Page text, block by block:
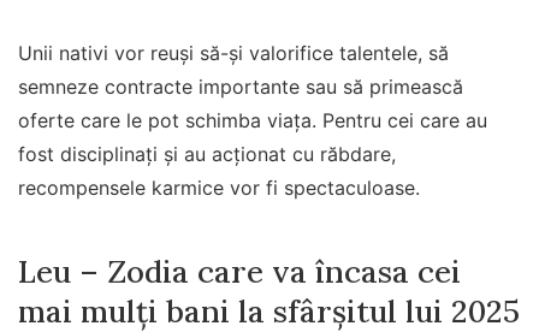
Unii nativi vor reuși să-și valorifice talentele, să
semneze contracte importante sau să primească
oferte care le pot schimba viața. Pentru cei care au
fost disciplinați și au acționat cu răbdare,
recompensele karmice vor fi spectaculoase.
Leu – Zodia care va încasa cei
mai mulți bani la sfârșitul lui 2025